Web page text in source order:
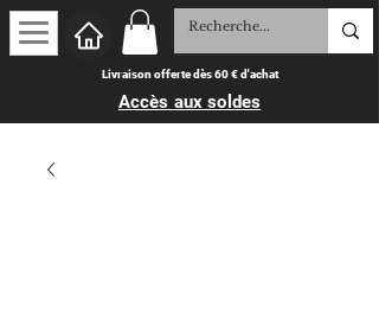
Livraison offerte dès 60 € d'achat
Accès aux soldes